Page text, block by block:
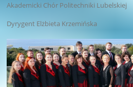
Akademicki Chór Politechniki Lubelskiej
Dyrygent Elżbieta Krzemińska